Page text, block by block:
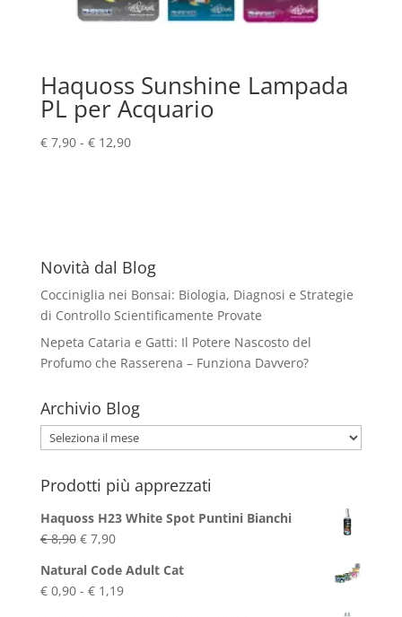
Haquoss Sunshine Lampada
PL per Acquario
€7,90 - €12,90Fascia
€ 12,90
Novità dal Blog
Cocciniglia nei Bonsai: Biologia, Diagnosi e Strategie
di Controllo Scientificamente Provate
Nepeta Cataria e Gatti: Il Potere Nascosto del
Profumo che Rasserena – Funziona Davvero?
Archivio Blog
Archivio
Blog
Prodotti più apprezzati
Haquoss H23 White Spot Puntini Bianchi
€8,90 Il
originale
era:
€7,90Il
attuale
è:
Natural Code Adult Cat
€0,90 - €1,19Fascia